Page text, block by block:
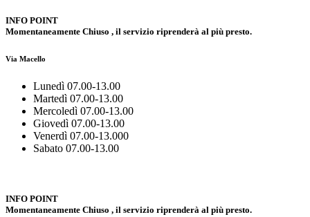
INFO POINT
Momentaneamente Chiuso , il servizio riprenderà al più presto.
Via Macello
Lunedì 07.00-13.00
Martedì 07.00-13.00
Mercoledì 07.00-13.00
Giovedì 07.00-13.00
Venerdì 07.00-13.000
Sabato 07.00-13.00
INFO POINT
Momentaneamente Chiuso , il servizio riprenderà al più presto.